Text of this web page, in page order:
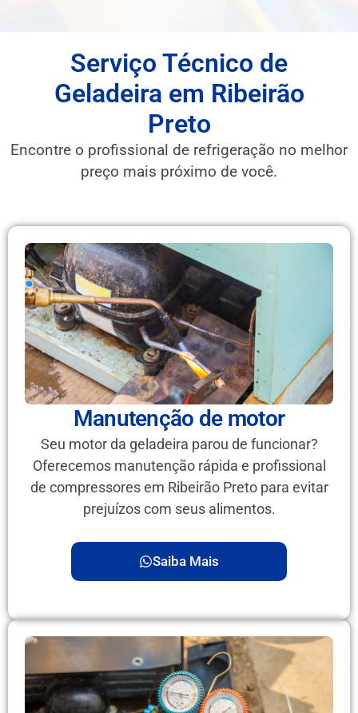
Serviço Técnico de
Geladeira em Ribeirão
Preto
Encontre o profissional de refrigeração no melhor
preço mais próximo de você.
Manutenção de motor
Seu motor da geladeira parou de funcionar?
Oferecemos manutenção rápida e profissional
de compressores em Ribeirão Preto para evitar
prejuízos com seus alimentos.
Saiba Mais